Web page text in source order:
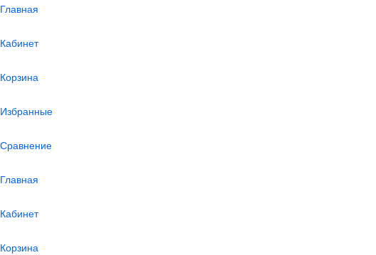
Главная
Кабинет
Корзина
Избранные
Сравнение
Главная
Кабинет
Корзина